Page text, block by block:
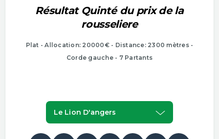
Résultat Quinté du prix de la
rousseliere
Plat - Allocation: 20000€ - Distance: 2300 mètres -
Corde gauche - 7 Partants
Le Lion D'angers